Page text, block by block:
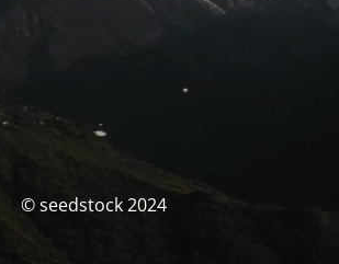
© seedstock 2024